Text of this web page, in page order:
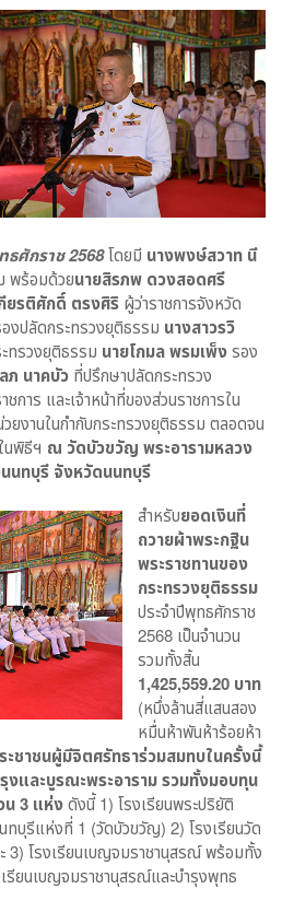
ธศักราช 2568โดยมี นางพงษ์สวาท นี
พร้อมด้วยนายสิรภพ ดวงสอดศรี
ยรติศักดิ์ ตรงศิริ ผู้ว่าราชการจังหวัด
งปลัดกระทรวงยุติธรรม นางสาวรวิ
ทรวงยุติธรรม นายโกมล พรมเพ็งรอง
ภ นาคบัว ที่ปรึกษาปลัดกระทรวง
การ และเจ้าหน้าที่ของส่วนราชการใน
ยงาน​ในกำกับกระทรวง​ยุติธรรม​ ตลอดจน
นพิธีฯ ณ วัดบัวขวัญ พระอารามหลวง​
นนทบุรี จังหวัดนนทบุรี
สำหรับยอดเงินที่
ถวายผ้าพระกฐิน
พระราชทานของ
กระทรวงยุติธรรม
ประจำปีพุทธศักราช
2568 เป็นจำนวน
รวมทั้งสิ้น
1,425,559.20 บาท
(หนึ่งล้านสี่แสนสอง
หมื่นห้าพันห้าร้อยห้า
ะชาชนผู้มีจิตศรัทธาร่วมสมทบในครั้งนี้
งและบูรณะพระอาราม รวมทั้งมอบทุน
น 3 แห่งดังนี้ 1) โรงเรียนพระปริยัติ
ทบุรีแห่งที่ 1 (วัดบัวขวัญ) 2) โรงเรียนวัด
3) โรงเรียนเบญจมราชานุสรณ์ พร้อมทั้ง
รียนเบญจมราชานุสรณ์และบำรุงพุทธ